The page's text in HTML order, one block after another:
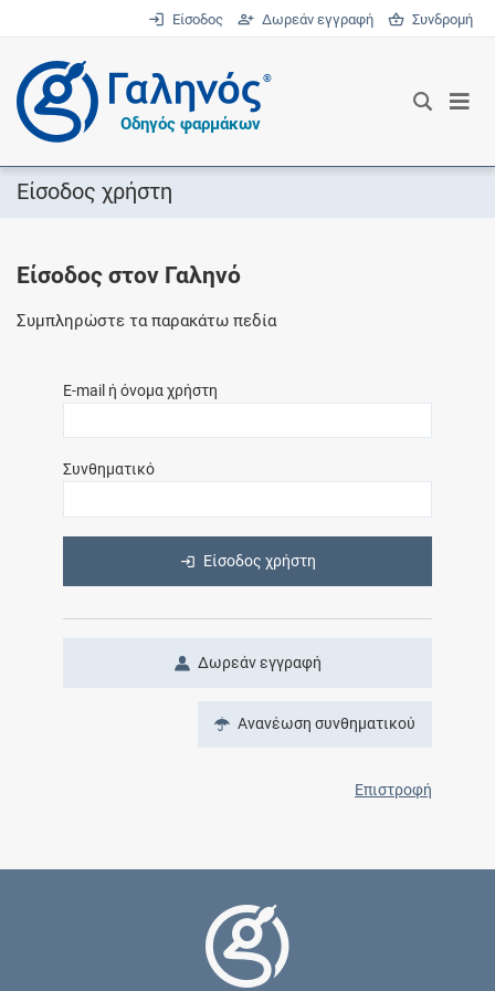
Είσοδος Δωρεάν εγγραφή Συνδρομή
®
Οδηγός φαρμάκων
Είσοδος χρήστη
Είσοδος στον Γαληνό
Συμπληρώστε τα παρακάτω πεδία
E-mail ή όνομα χρήστη
Συνθηματικό
Είσοδος χρήστη
Δωρεάν εγγραφή
Ανανέωση συνθηματικού
Επιστροφή